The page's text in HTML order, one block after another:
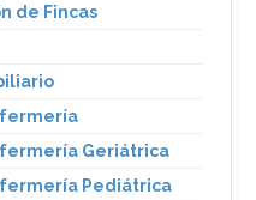
de Fincas
Geriátrica
Pediátrica